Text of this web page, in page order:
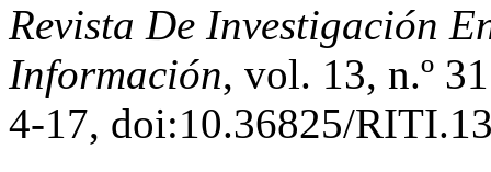
Revista De Investigación
Información, vol. 13, n.º
4-17, doi:10.36825/